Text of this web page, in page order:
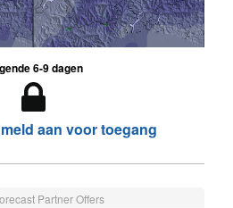
6-9 dagen
aan voor toegang
Partner Offers